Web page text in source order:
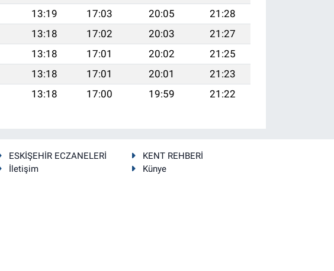
13:19 17:03 20:05
21:28
13:18 17:02 20:03
21:27
13:18 17:01 20:02
21:25
13:18 17:01 20:01
21:23
13:18 17:00 19:59 21:22
ESKİŞEHİR ECZANELERİ
KENT REHBERİ
İletişim
Künye